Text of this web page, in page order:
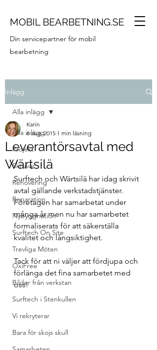
MOBIL BEARBETNING.SE
Din servicepartner för mobil
bearbetning
Inlägg
Alla inlägg
Projekt
Skruvar
Renovering
Reparation
Nybyggnation
Surftech On Site
Trevliga Möten
OxiFree
Bilder från verkstan
Surftech i Stenkullen
Vi rekryterar
Bara för skojs skull
Alla inlägg
Leverantörsavtal med
Wärtsilä
Karin
6 aug. 2015 1 min läsning
Surftech och Wärtsilä har idag skrivit
avtal gällande verkstadstjänster.
Företagen har samarbetat under
många år men nu har samarbetet
formaliserats för att säkerställa
kvalitet och långsiktighet.
Tack för att ni väljer att fördjupa och
förlänga det fina samarbetet med
oss!